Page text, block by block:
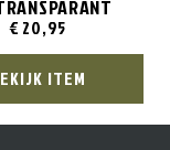
€ 20,95
ITEM